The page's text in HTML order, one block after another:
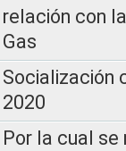
relación con
Gas
Socialización
2020
Por la cual se